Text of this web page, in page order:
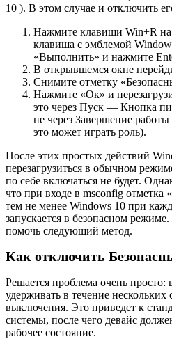
10 ). В этом случае и отключить
Нажмите клавиши Win+R
клавиша с эмблемой
«Выполнить» и нажмите
В открывшемся окне
Снимите отметку
Нажмите «Ок» и
это через Пуск — Кнопка
не через Завершение
это может играть роль).
После этих простых действий
перезагрузиться в обычном
по себе включаться не будет.
что при входе в msconfig отметка
тем не менее Windows 10 при
запускается в безопасном
помочь следующий метод.
Как отключить
Решается проблема очень просто:
удерживать в течение
выключения. Это приведет к
системы, после чего девайс
рабочее состояние.